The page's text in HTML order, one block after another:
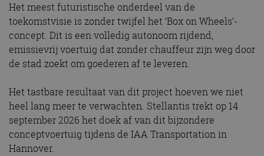
Het meest futuristische onderdeel van de
toekomstvisie is zonder twijfel het ‘Box on Wheels’-
concept. Dit is een volledig autonoom rijdend,
emissievrij voertuig dat zonder chauffeur zijn weg door
de stad zoekt om goederen af te leveren.
Het tastbare resultaat van dit project hoeven we niet
heel lang meer te verwachten. Stellantis trekt op 14
september 2026 het doek af van dit bijzondere
conceptvoertuig tijdens de IAA Transportation in
Hannover.